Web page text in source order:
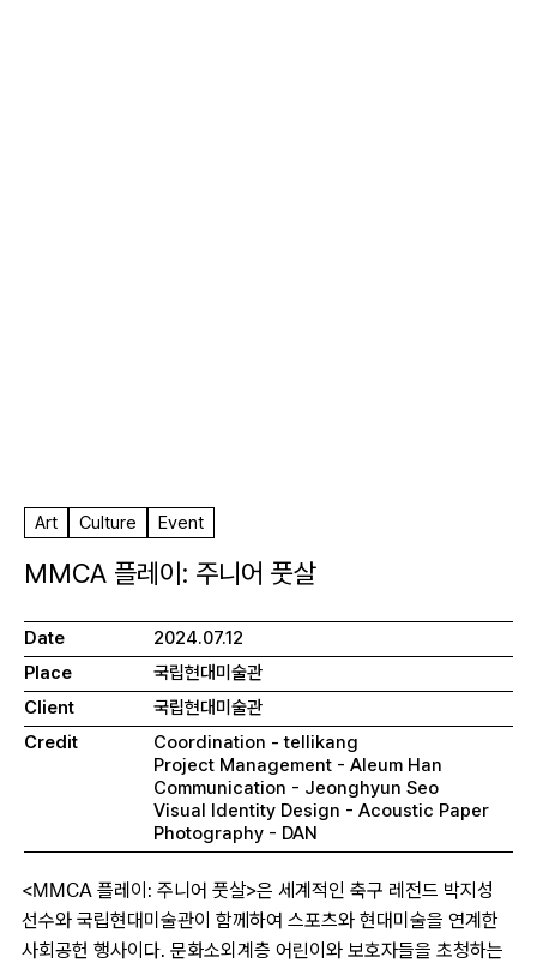
Art Culture Event
MMCA 플레이: 주니어 풋살
Date
2024.07.12
Place
국립현대미술관
Client
국립현대미술관
Credit
Coordination - tellikang
Project Management - Aleum Han
Communication - Jeonghyun Seo
Visual Identity Design - Acoustic Paper
Photography - DAN
<MMCA 플레이 : 주니어 풋살>은 세계적인 축구 레전드 박지성
선수와 국립현대미술관이 함께하여 스포츠와 현대미술을 연계한
사회공헌 행사이다. 문화소외계층 어린이와 보호자들을 초청하는